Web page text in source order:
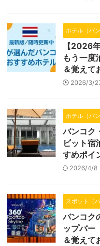
ホテル（バン
【2026
もう一度
＆覚えて
2026/3/
ホテル（バン
バンコク
ビット宿
すめポイ
2026/4/8
スポット（
バンコク
ップバー
＆覚えて